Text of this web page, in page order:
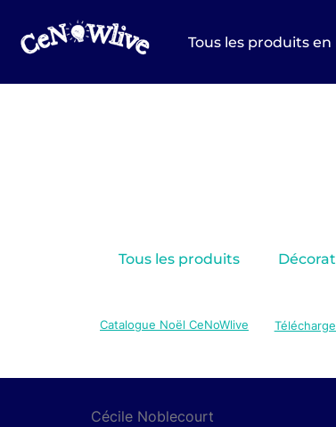
Tous les produits
Tous les produits
Catalogue Noël CeNoWlive
Cécile Noblecourt